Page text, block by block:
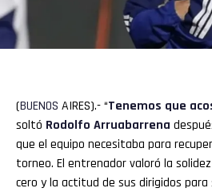
(BUENOS AIRES).- “Tenemos que
soltó Rodolfo Arruabarrena
que el equipo necesitaba para
torneo. El entrenador valoró la
cero y la actitud de sus dirigidos